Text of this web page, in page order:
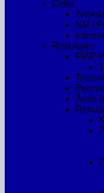
Delta
NM i
Resultater
FIAP
Årets